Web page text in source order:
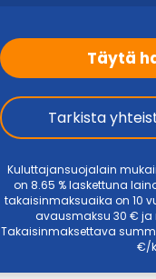
Täytä
Tarkista
Kuluttajansuojalain
on 8.65 % laskettuna
takaisinmaksuaika on 10
avausmaksu 30 € ja
Takaisinmaksettava
€/